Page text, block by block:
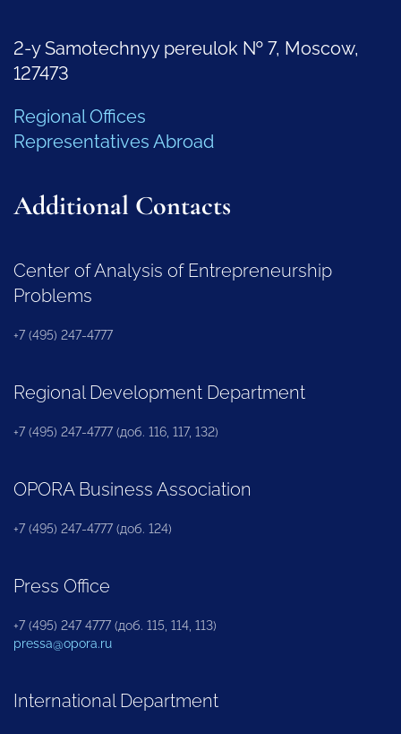
2-y Samotechnyy pereulok № 7, Moscow,
127473
Regional Offices
Representatives Abroad
Additional Contacts
Center of Analysis of Entrepreneurship
Problems
+7 (495) 247-4777
Regional Development Department
+7 (495) 247-4777 (доб. 116, 117, 132)
OPORA Business Association
+7 (495) 247-4777 (доб. 124)
Press Office
+7 (495) 247 4777 (доб. 115, 114, 113)
pressa@opora.ru
International Department